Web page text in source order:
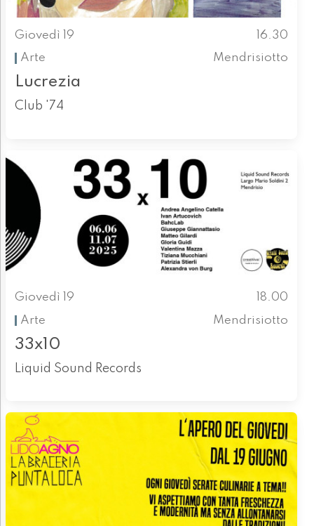
Giovedì 19
16.30
Arte
Mendrisiotto
Lucrezia
Club '74
Giovedì 19
18.00
Arte
Mendrisiotto
33x10
Liquid Sound Records